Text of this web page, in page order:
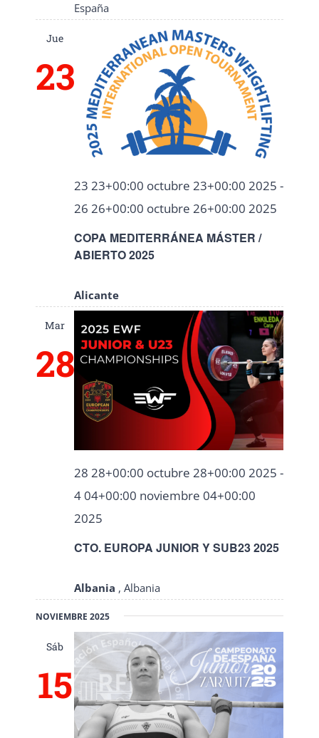
España
Jue
23
COPA MEDITERRÁNEA MÁSTER /
ABIERTO 2025
23 23+00:00 octubre 23+00:00 2025 -
26 26+00:00 octubre 26+00:00 2025
Alicante
Mar
28
CTO. EUROPA JUNIOR Y SUB23 2025
28 28+00:00 octubre 28+00:00 2025 -
4 04+00:00 noviembre 04+00:00
2025
Albania , Albania
NOVIEMBRE 2025
Sáb
15